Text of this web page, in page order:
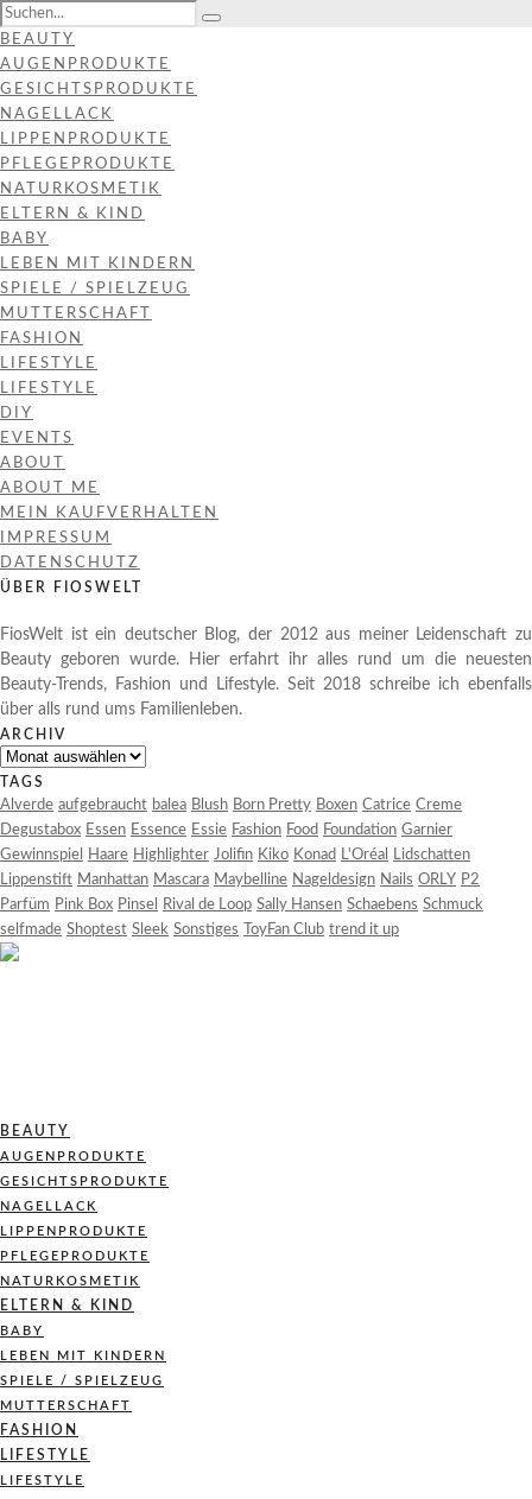
BEAUTY
AUGENPRODUKTE
GESICHTSPRODUKTE
NAGELLACK
LIPPENPRODUKTE
PFLEGEPRODUKTE
NATURKOSMETIK
ELTERN & KIND
BABY
LEBEN MIT KINDERN
SPIELE / SPIELZEUG
MUTTERSCHAFT
FASHION
LIFESTYLE
LIFESTYLE
DIY
EVENTS
ABOUT
ABOUT ME
MEIN KAUFVERHALTEN
IMPRESSUM
DATENSCHUTZ
ÜBER FIOSWELT
FiosWelt ist ein deutscher Blog, der 2012 aus meiner Leidenschaft zu
Beauty geboren wurde. Hier erfahrt ihr alles rund um die neuesten
Beauty-Trends, Fashion und Lifestyle. Seit 2018 schreibe ich ebenfalls
über alls rund ums Familienleben.
ARCHIV
Archiv
TAGS
Alverde aufgebraucht balea Blush Born Pretty Boxen Catrice Creme
Degustabox Essen Essence Essie Fashion Food Foundation Garnier
Gewinnspiel
Haare Highlighter Jolifin Kiko Konad L'Oréal
Lidschatten
Lippenstift Manhattan Mascara Maybelline Nageldesign Nails ORLY P2
Parfüm Pink Box Pinsel Rival de Loop Sally Hansen Schaebens Schmuck
selfmade Shoptest Sleek Sonstiges ToyFan Club trend it up
BEAUTY
AUGENPRODUKTE
GESICHTSPRODUKTE
NAGELLACK
LIPPENPRODUKTE
PFLEGEPRODUKTE
NATURKOSMETIK
ELTERN & KIND
BABY
LEBEN MIT KINDERN
SPIELE / SPIELZEUG
MUTTERSCHAFT
FASHION
LIFESTYLE
LIFESTYLE